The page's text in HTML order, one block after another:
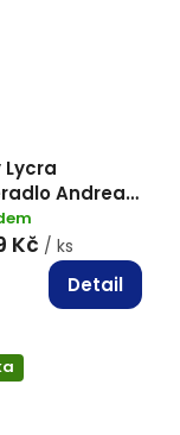
Lycra
Andrea
boxspring -
Gray (18-
Kč / ks
Detail